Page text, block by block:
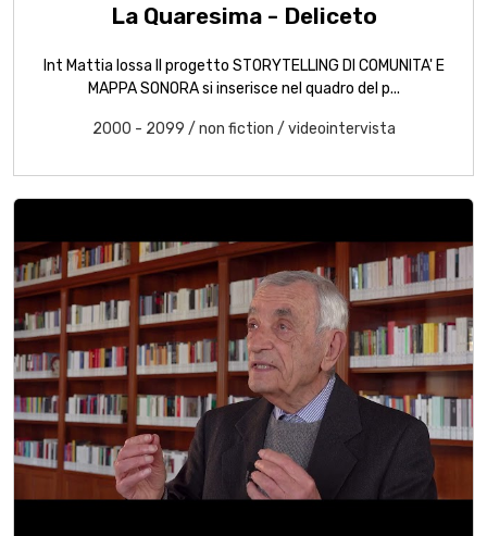
La Quaresima - Deliceto
Int Mattia Iossa Il progetto STORYTELLING DI COMUNITA' E
MAPPA SONORA si inserisce nel quadro del p...
2000 - 2099 / non fiction / videointervista